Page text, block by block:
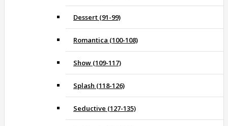
Dessert (91-99)
Romantica (100-108)
Show (109-117)
Splash (118-126)
Seductive (127-135)